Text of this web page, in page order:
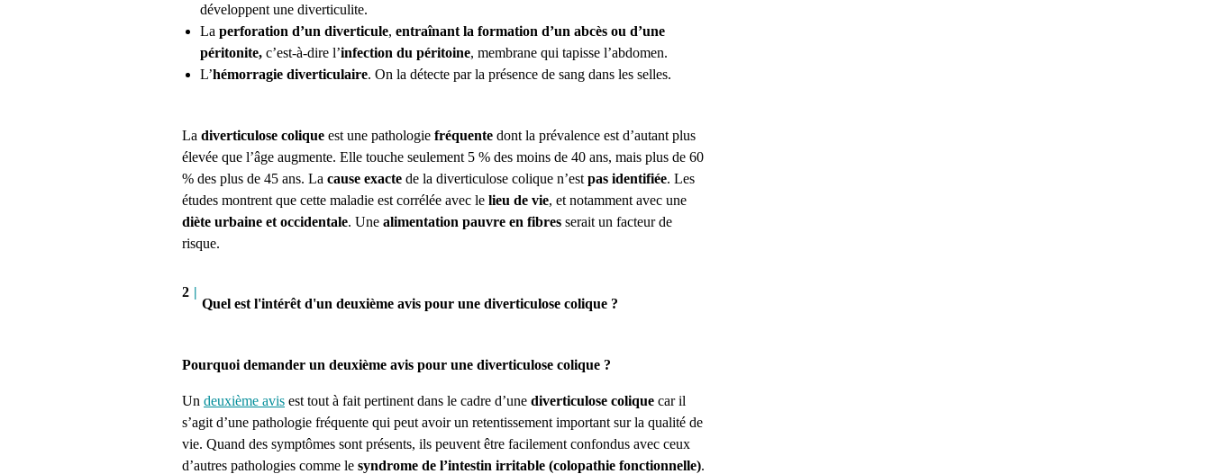
développent une diverticulite.
La perforation d’un diverticule, entraînant la formation d’un abcès ou d’une
péritonite, c’est-à-dire l’infection du péritoine, membrane qui tapisse l’abdomen.
L’hémorragie diverticulaire. On la détecte par la présence de sang dans les selles.
La diverticulose colique est une pathologie fréquente dont la prévalence est d’autant plus
élevée que l’âge augmente. Elle touche seulement 5 % des moins de 40 ans, mais plus de 60
% des plus de 45 ans. La cause exacte de la diverticulose colique n’est pas identifiée. Les
études montrent que cette maladie est corrélée avec le lieu de vie, et notamment avec une
diète urbaine et occidentale. Une alimentation pauvre en fibres serait un facteur de
risque.
2 |
Quel est l'intérêt d'un deuxième avis pour une diverticulose colique ?
Pourquoi demander un deuxième avis pour une diverticulose colique ?
Un deuxième avis est tout à fait pertinent dans le cadre d’une diverticulose colique car il
s’agit d’une pathologie fréquente qui peut avoir un retentissement important sur la qualité de
vie. Quand des symptômes sont présents, ils peuvent être facilement confondus avec ceux
d’autres pathologies comme le syndrome de l’intestin irritable (colopathie fonctionnelle).